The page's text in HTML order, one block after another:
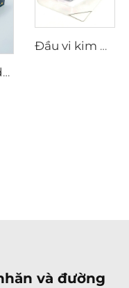
Chăm sóc da vi kim RF Sylfirm X đầu tip Sylfirm X XB-49
Đầu vi kim RF Sylfirm X XE-25 cartridge từ Viol
và đường